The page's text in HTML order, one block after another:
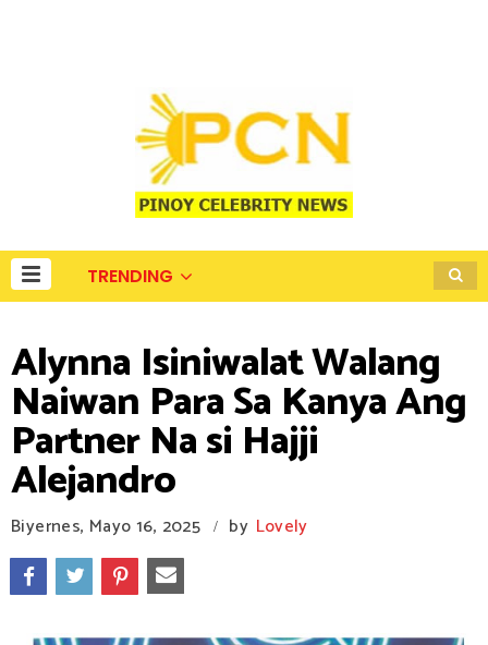
TRENDING
Alynna Isiniwalat Walang
Naiwan Para Sa Kanya Ang
Partner Na si Hajji
Alejandro
Biyernes, Mayo 16, 2025 / by Lovely